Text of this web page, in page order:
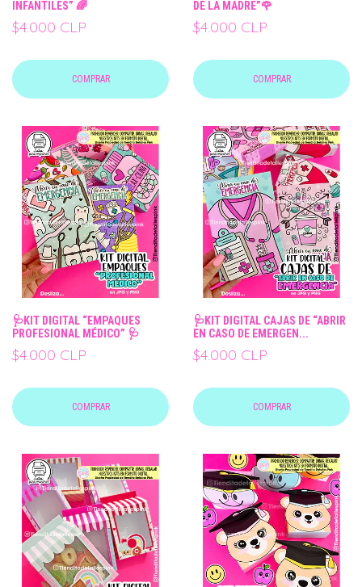
INFANTILES” 🌈
$4.000 CLP
COMPRAR
DE LA MADRE”🌹
$4.000 CLP
COMPRAR
🩺KIT DIGITAL “EMPAQUES
PROFESIONAL MÉDICO” 🩺
$4.000 CLP
COMPRAR
🩺KIT DIGITAL CAJAS DE “ABRIR
EN CASO DE EMERGEN...
$4.000 CLP
COMPRAR